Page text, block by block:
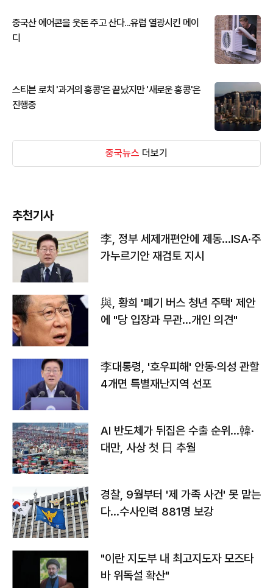
중국산 에어콘을 웃돈 주고 산다...유럽 열광시킨 메이
디
스티븐 로치 '과거의 홍콩'은 끝났지만 '새로운 홍콩'은
진행중
중국뉴스 더보기
추천기사
李, 정부 세제개편안에 제동…ISA·주
가누르기안 재검토 지시
與, 황희 '폐기 버스 청년 주택' 제안
에 "당 입장과 무관…개인 의견"
李대통령, '호우피해' 안동·의성 관할
4개면 특별재난지역 선포
AI 반도체가 뒤집은 수출 순위…韓·
대만, 사상 첫 日 추월
경찰, 9월부터 '제 가족 사건' 못 맡는
다…수사인력 881명 보강
"이란 지도부 내 최고지도자 모즈타
바 위독설 확산"